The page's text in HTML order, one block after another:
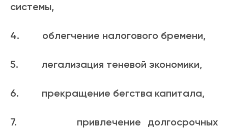
системы,
4. облегчение налогового бремени,
5. легализация теневой экономики,
6. прекращение бегства капитала,
7. привлечение долгосрочных